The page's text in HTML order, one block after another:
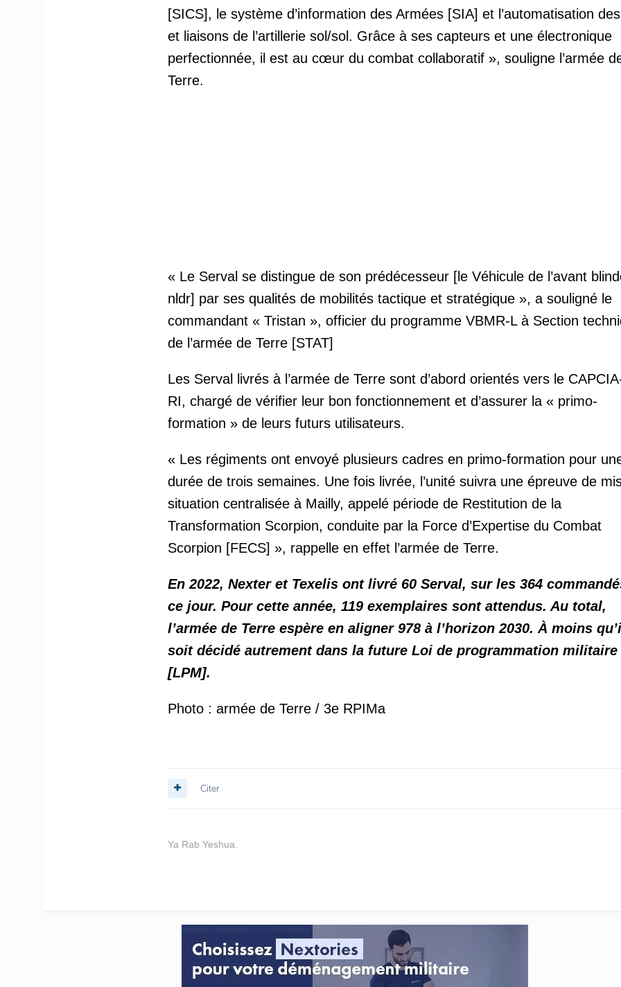
[SICS], le système d’information des Armées [SIA] et l’automatisation
et liaisons de l’artillerie sol/sol. Grâce à ses capteurs et une électronique
perfectionnée, il est au cœur du combat collaboratif », souligne l’armée
Terre.
« Le Serval se distingue de son prédécesseur [le Véhicule de l’avant
nldr] par ses qualités de mobilités tactique et stratégique », a souligné le
commandant « Tristan », officier du programme VBMR-L à Section
de l’armée de Terre [STAT]
Les Serval livrés à l’armée de Terre sont d’abord orientés vers le
RI, chargé de vérifier leur bon fonctionnement et d’assurer la « primo-
formation » de leurs futurs utilisateurs.
« Les régiments ont envoyé plusieurs cadres en primo-formation pour
durée de trois semaines. Une fois livrée, l’unité suivra une épreuve de
situation centralisée à Mailly, appelé période de Restitution de la
Transformation Scorpion, conduite par la Force d’Expertise du Combat
Scorpion [FECS] », rappelle en effet l’armée de Terre.
En 2022, Nexter et Texelis ont livré 60 Serval, sur les 364
ce jour. Pour cette année, 119 exemplaires sont attendus. Au total,
l’armée de Terre espère en aligner 978 à l’horizon 2030. À moins
soit décidé autrement dans la future Loi de programmation militaire
[LPM].
Photo : armée de Terre / 3e RPIMa
Citer
Ya Rab Yeshua.